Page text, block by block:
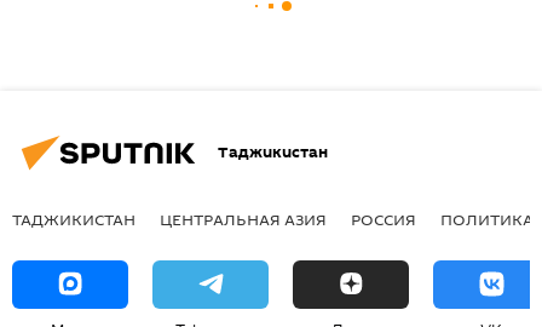
Таджикистан
ТАДЖИКИСТАН ЦЕНТРАЛЬНАЯ АЗИЯ РОССИЯ ПОЛИТИКА